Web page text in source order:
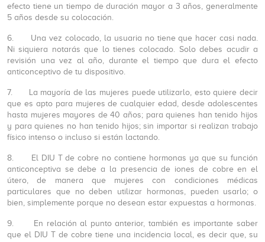
efecto tiene un tiempo de duración mayor a 3 años, generalmente
5 años desde su colocación.
6. Una vez colocado, la usuaria no tiene que hacer casi nada.
Ni siquiera notarás que lo tienes colocado. Solo debes acudir a
revisión una vez al año, durante el tiempo que dura el efecto
anticonceptivo de tu dispositivo.
7. La mayoría de las mujeres puede utilizarlo, esto quiere decir
que es apto para mujeres de cualquier edad, desde adolescentes
hasta mujeres mayores de 40 años; para quienes han tenido hijos
y para quienes no han tenido hijos; sin importar si realizan trabajo
físico intenso o incluso si están lactando.
8. El DIU T de cobre no contiene hormonas ya que su función
anticonceptiva se debe a la presencia de iones de cobre en el
útero, de manera que mujeres con condiciones médicas
particulares que no deben utilizar hormonas, pueden usarlo; o
bien, simplemente porque no desean estar expuestas a hormonas.
9. En relación al punto anterior, también es importante saber
que el DIU T de cobre tiene una incidencia local, es decir que, su